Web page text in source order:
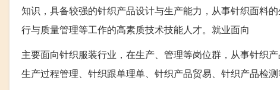
知识，具备较强的针织产品设计与生产能力，从事针织面料
行与质量管理等工作的高素质技术技能人才。就业面向
主要面向针织服装行业，在生产、管理等岗位群，从事针织
生产过程管理、针织跟单理单、针织产品贸易、针织产品检测